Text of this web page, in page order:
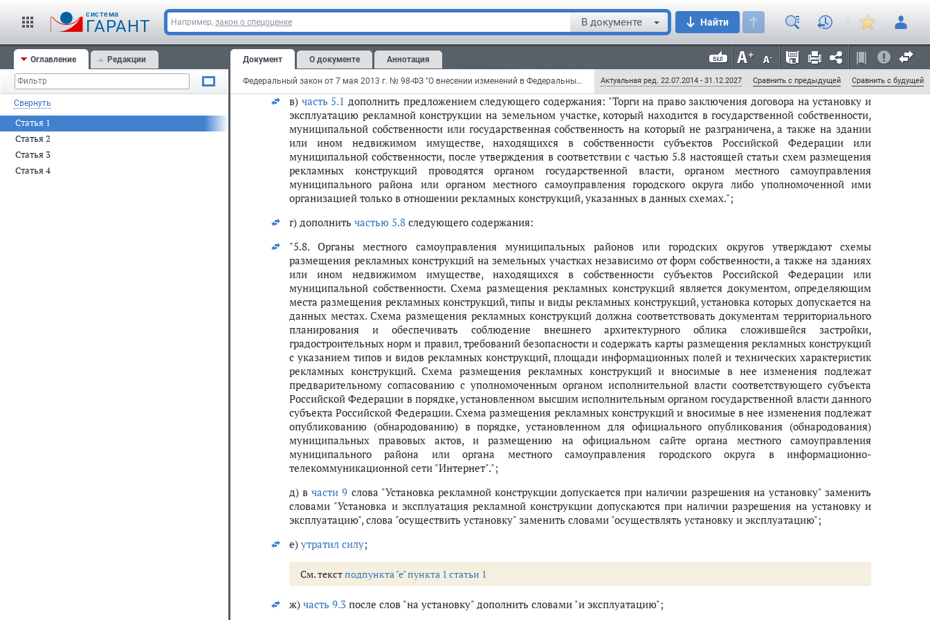
cистема
ГАРАНТ Например, закон о спецоценке В документе Найти
Оглавление Редакции
Свернуть
Статья 1
Статья 2
Статья 3
Статья 4
Документ О документе Аннотация
Федеральный закон от 7 мая 2013 г. № 98-ФЗ "О внесении изменений в Федеральный закон "О рекламе" и отдельные законодательные акты Российской Федерации" (с изменениями и дополнениями) Актуальная ред. 22.07.2014 - 31.12.2027 Сравнить с предыдущей Сравнить с будущей
десять лет. Конкретные сроки договора на установку и эксплуатацию рекламной конструкции на земельном участке,
здании или ином недвижимом имуществе, находящихся в государственной или муниципальной собственности, либо
на земельном участке, государственная собственность на который не разграничена, устанавливаются соответственно
органом исполнительной власти, органом местного самоуправления муниципального района или органом местного
самоуправления городского округа в зависимости от типа и вида рекламной конструкции, применяемых технологий
демонстрации рекламы в границах соответствующих предельных сроков.";
в) часть 5.1 дополнить предложением следующего содержания: "Торги на право заключения договора на установку и
эксплуатацию рекламной конструкции на земельном участке, который находится в государственной собственности,
муниципальной собственности или государственная собственность на который не разграничена, а также на здании
или ином недвижимом имуществе, находящихся в собственности субъектов Российской Федерации или
муниципальной собственности, после утверждения в соответствии с частью 5.8 настоящей статьи схем размещения
рекламных конструкций проводятся органом государственной власти, органом местного самоуправления
муниципального района или органом местного самоуправления городского округа либо уполномоченной ими
организацией только в отношении рекламных конструкций, указанных в данных схемах.";
г) дополнить частью 5.8 следующего содержания:
"5.8. Органы местного самоуправления муниципальных районов или городских округов утверждают схемы
размещения рекламных конструкций на земельных участках независимо от форм собственности, а также на зданиях
или ином недвижимом имуществе, находящихся в собственности субъектов Российской Федерации или
муниципальной собственности. Схема размещения рекламных конструкций является документом, определяющим
места размещения рекламных конструкций, типы и виды рекламных конструкций, установка которых допускается на
данных местах. Схема размещения рекламных конструкций должна соответствовать документам территориального
планирования и обеспечивать соблюдение внешнего архитектурного облика сложившейся застройки,
градостроительных норм и правил, требований безопасности и содержать карты размещения рекламных конструкций
с указанием типов и видов рекламных конструкций, площади информационных полей и технических характеристик
рекламных конструкций. Схема размещения рекламных конструкций и вносимые в нее изменения подлежат
предварительному согласованию с уполномоченным органом исполнительной власти соответствующего субъекта
Российской Федерации в порядке, установленном высшим исполнительным органом государственной власти данного
субъекта Российской Федерации. Схема размещения рекламных конструкций и вносимые в нее изменения подлежат
опубликованию (обнародованию) в порядке, установленном для официального опубликования (обнародования)
муниципальных правовых актов, и размещению на официальном сайте органа местного самоуправления
муниципального района или органа местного самоуправления городского округа в информационно-
телекоммуникационной сети "Интернет".";
д) вчасти 9 слова "Установка рекламной конструкции допускается при наличии разрешения на установку" заменить
словами "Установка и эксплуатация рекламной конструкции допускаются при наличии разрешения на установку и
эксплуатацию", слова "осуществить установку" заменить словами "осуществлять установку и эксплуатацию";
е) утратил силу;
См. текстподпункта "е" пункта 1 статьи 1
ж) часть 9.3 после слов "на установку" дополнить словами "и эксплуатацию";